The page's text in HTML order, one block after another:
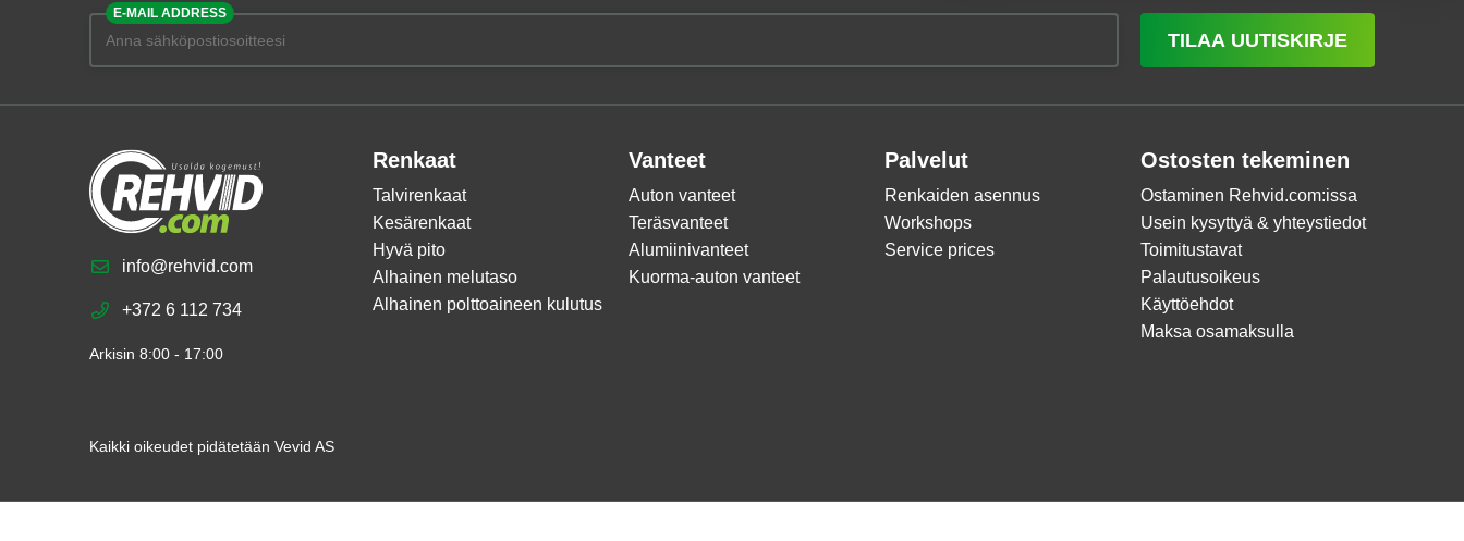
E-MAIL ADDRESS
TILAA UUTISKIRJE
info@rehvid.com
+372 6 112 734
Arkisin 8:00 - 17:00
Renkaat
Talvirenkaat
Kesärenkaat
Hyvä pito
Alhainen melutaso
Alhainen polttoaineen kulutus
Vanteet
Auton vanteet
Teräsvanteet
Alumiinivanteet
Kuorma-auton vanteet
Palvelut
Renkaiden asennus
Workshops
Service prices
Ostosten tekeminen
Ostaminen Rehvid.com:issa
Usein kysyttyä & yhteystiedot
Toimitustavat
Palautusoikeus
Käyttöehdot
Maksa osamaksulla
Kaikki oikeudet pidätetään Vevid AS